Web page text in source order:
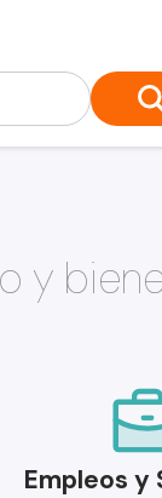
y
Empleos y